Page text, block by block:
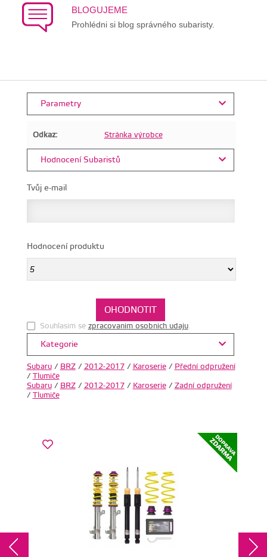
BLOGUJEME
Prohlédni si blog správného subaristy.
Parametry
Odkaz: Stránka výrobce
Hodnocení Subaristů
Tvůj e-mail
Hodnocení produktu
Souhlasim se zpracovanim osobnich udaju.
Kategorie
Subaru/ BRZ/ 2012-2017/ Karoserie/ Přední odpružení
/ Tlumiče
Subaru/ BRZ/ 2012-2017/ Karoserie/ Zadní odpružení
/ Tlumiče